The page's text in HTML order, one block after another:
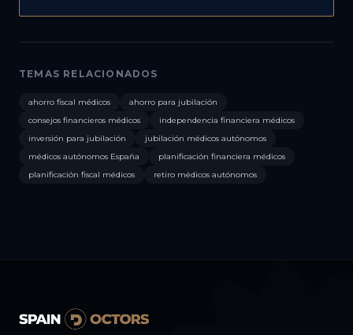
TEMAS RELACIONADOS
ahorro fiscal médicos
ahorro para jubilación
consejos financieros médicos
independencia financiera médicos
inversión para jubilación
jubilación médicos autónomos
médicos autónomos España
planificación financiera médicos
planificación fiscal médicos
retiro médicos autónomos